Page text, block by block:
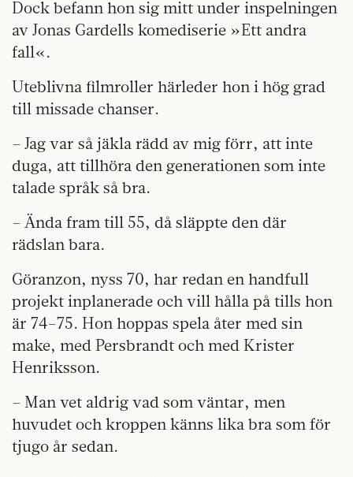
Dock befann hon sig mitt under inspelningen
av Jonas Gardells komedi­serie »Ett andra
fall«.
Uteblivna filmroller härleder hon i hög grad
till missade chanser.
– Jag var så jäkla rädd av mig förr, att inte
duga, att tillhöra den generationen som inte
talade språk så bra.
– Ända fram till 55, då släppte den där
rädslan bara.
Göranzon, nyss 70, har redan en handfull
projekt inplanerade och vill hålla på tills hon
är 74–75. Hon hoppas spela åter med sin
make, med Persbrandt och med Krister
Henriksson.
– Man vet aldrig vad som väntar, men
huvudet och kroppen känns lika bra som för
tjugo år sedan.